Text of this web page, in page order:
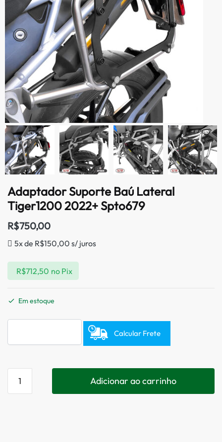
Adaptador Suporte Baú Lateral
Tiger1200 2022+ Spto679
R$750,00
5x de R$150,00 s/ juros
R$712,50 no Pix
Em estoque
Calcular Frete
Adicionar ao carrinho